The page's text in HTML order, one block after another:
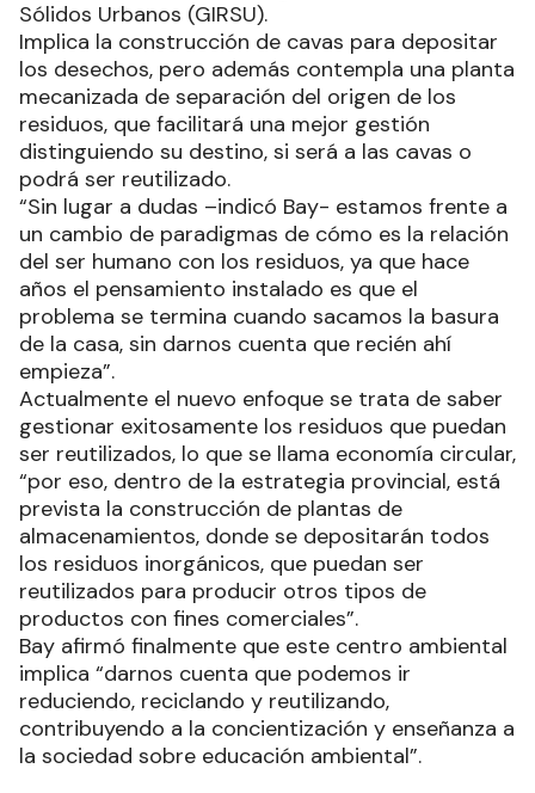
Sólidos Urbanos (GIRSU).
Implica la construcción de cavas para depositar
los desechos, pero además contempla una planta
mecanizada de separación del origen de los
residuos, que facilitará una mejor gestión
distinguiendo su destino, si será a las cavas o
podrá ser reutilizado.
“Sin lugar a dudas –indicó Bay- estamos frente a
un cambio de paradigmas de cómo es la relación
del ser humano con los residuos, ya que hace
años el pensamiento instalado es que el
problema se termina cuando sacamos la basura
de la casa, sin darnos cuenta que recién ahí
empieza”.
Actualmente el nuevo enfoque se trata de saber
gestionar exitosamente los residuos que puedan
ser reutilizados, lo que se llama economía circular,
“por eso, dentro de la estrategia provincial, está
prevista la construcción de plantas de
almacenamientos, donde se depositarán todos
los residuos inorgánicos, que puedan ser
reutilizados para producir otros tipos de
productos con fines comerciales”.
Bay afirmó finalmente que este centro ambiental
implica “darnos cuenta que podemos ir
reduciendo, reciclando y reutilizando,
contribuyendo a la concientización y enseñanza a
la sociedad sobre educación ambiental”.